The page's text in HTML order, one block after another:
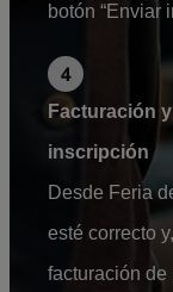
botón “Enviar
Facturación
inscripción
Desde Feria
esté correcto
facturación